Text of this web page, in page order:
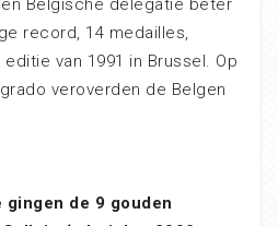
Belgische delegatie beter
record, 14 medailles,
van 1991 in Brussel. Op
veroverden de Belgen
gingen de 9 gouden